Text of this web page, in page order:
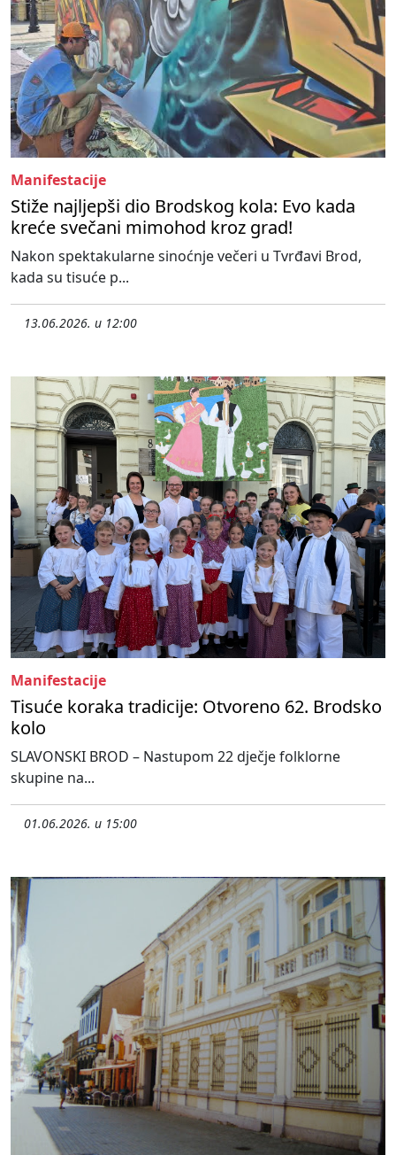
Manifestacije
Stiže najljepši dio Brodskog kola: Evo kada
kreće svečani mimohod kroz grad!
Nakon spektakularne sinoćnje večeri u Tvrđavi Brod,
kada su tisuće p...
13.06.2026. u 12:00
Manifestacije
Tisuće koraka tradicije: Otvoreno 62. Brodsko
kolo
SLAVONSKI BROD – Nastupom 22 dječje folklorne
skupine na...
01.06.2026. u 15:00